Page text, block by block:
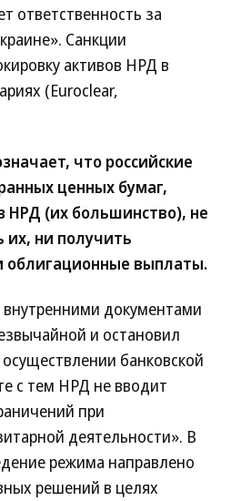
ответственность за
Санкции
активов НРД в
(Euroclear,
что российские
ценных бумаг,
НРД (их большинство), не
их, ни получить
выплаты.
документами
и остановил
банковской
с тем НРД не вводит
при
деятельности». В
режима направлено
решений в целях